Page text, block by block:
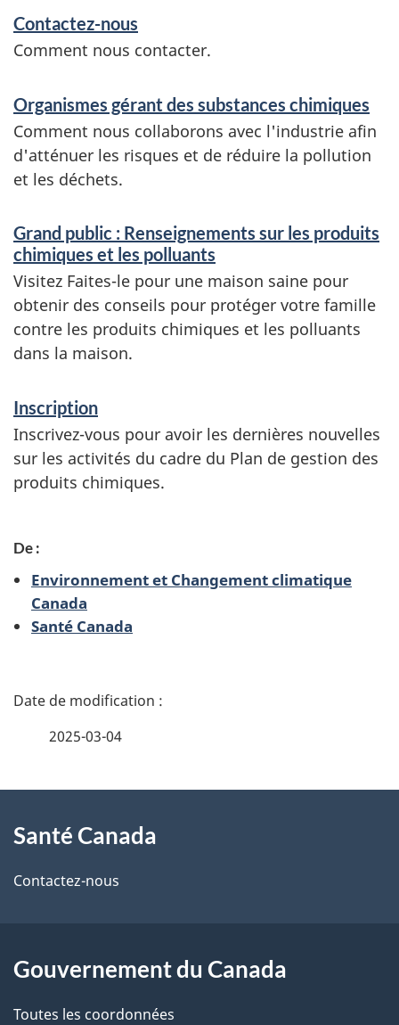
Contactez-nous
Comment nous contacter.
Organismes gérant des substances chimiques
Comment nous collaborons avec l'industrie afin
d'atténuer les risques et de réduire la pollution
et les déchets.
Grand public : Renseignements sur les produits
chimiques et les polluants
Visitez Faites-le pour une maison saine pour
obtenir des conseils pour protéger votre famille
contre les produits chimiques et les polluants
dans la maison.
Inscription
Inscrivez-vous pour avoir les dernières nouvelles
sur les activités du cadre du Plan de gestion des
produits chimiques.
De :
Environnement et Changement climatique
Canada
Santé Canada
D
i
l
d
e
2025-03-04
propos
de
site
Santé Canada
Contactez-nous
Gouvernement du Canada
Toutes les coordonnées